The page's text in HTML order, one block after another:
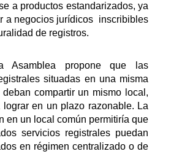
a productos estandarizados, ya
a negocios jurídicos inscribibles
de registros.
Asamblea propone que las
situadas en una misma
deban compartir un mismo local,
lograr en un plazo razonable. La
en un local común permitiría que
servicios registrales puedan
en régimen centralizado o de